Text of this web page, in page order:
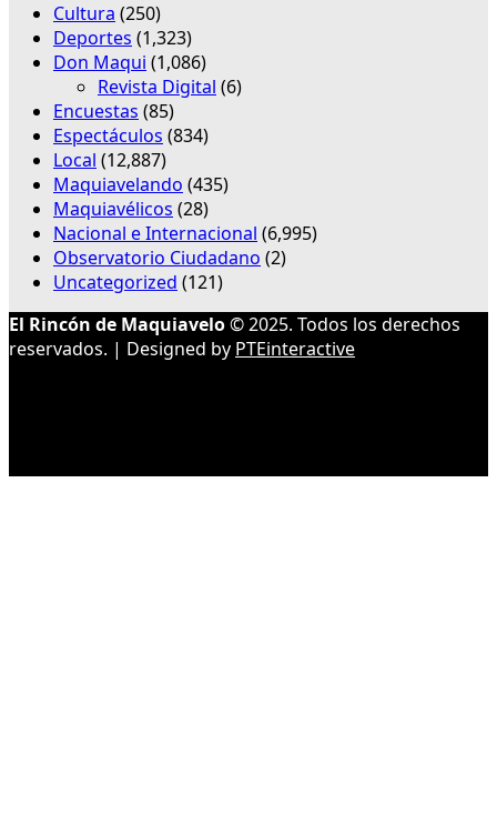
Cultura (250)
Deportes (1,323)
Don Maqui (1,086)
Revista Digital (6)
Encuestas (85)
Espectáculos (834)
Local (12,887)
Maquiavelando (435)
Maquiavélicos (28)
Nacional e Internacional (6,995)
Observatorio Ciudadano (2)
Uncategorized (121)
El Rincón de Maquiavelo© 2025. Todos los derechos
reservados. | Designed by PTEinteractive